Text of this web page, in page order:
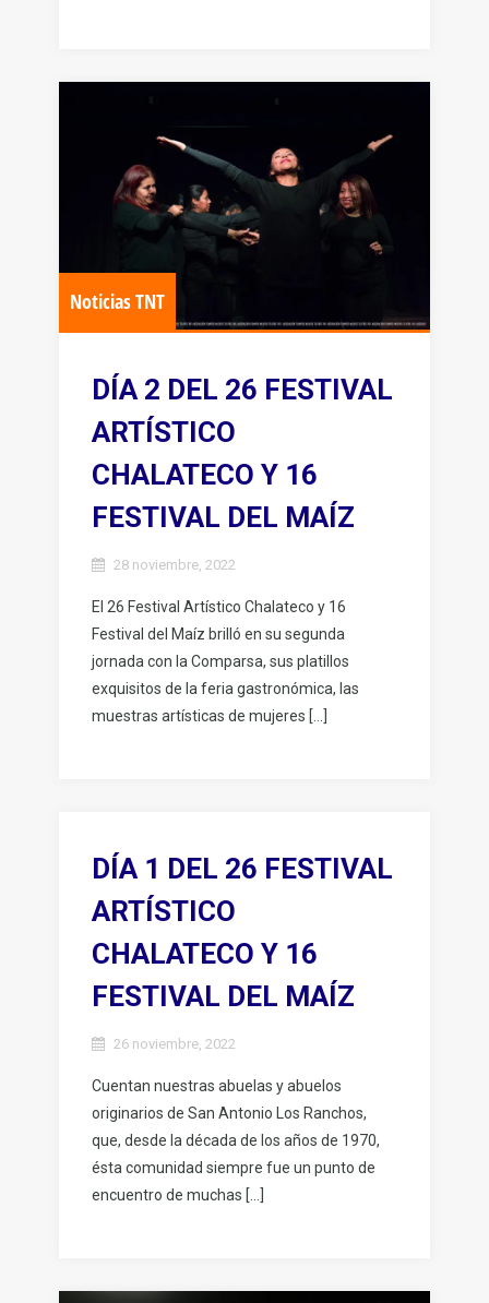
Noticias TNT
DÍA 2 DEL 26 FESTIVAL
ARTÍSTICO
CHALATECO Y 16
FESTIVAL DEL MAÍZ
28 noviembre, 2022
El 26 Festival Artístico Chalateco y 16
Festival del Maíz brilló en su segunda
jornada con la Comparsa, sus platillos
exquisitos de la feria gastronómica, las
muestras artísticas de mujeres […]
DÍA 1 DEL 26 FESTIVAL
ARTÍSTICO
CHALATECO Y 16
FESTIVAL DEL MAÍZ
26 noviembre, 2022
Cuentan nuestras abuelas y abuelos
originarios de San Antonio Los Ranchos,
que, desde la década de los años de 1970,
ésta comunidad siempre fue un punto de
encuentro de muchas […]